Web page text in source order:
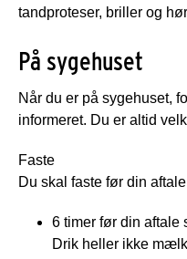
tandproteser, briller og
På sygehuset
Når du er på sygehuset,
informeret. Du er altid
Faste
Du skal faste før din
6 timer før din aftale
Drik heller ikke